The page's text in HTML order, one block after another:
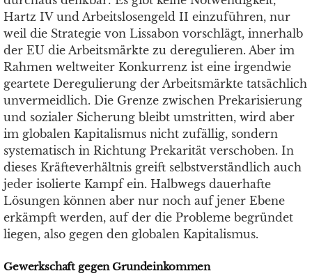
Hartz IV und Arbeitslosengeld II einzuführen, nur
weil die Strategie von Lissabon vorschlägt, innerhalb
der EU die Arbeitsmärkte zu deregulieren. Aber im
Rahmen weltweiter Konkurrenz ist eine irgendwie
geartete Deregulierung der Arbeitsmärkte tatsächlich
unvermeidlich. Die Grenze zwischen Prekarisierung
und sozialer Sicherung bleibt umstritten, wird aber
im globalen Kapitalismus nicht zufällig, sondern
systematisch in Richtung Prekarität verschoben. In
dieses Kräfteverhältnis greift selbstverständlich auch
jeder isolierte Kampf ein. Halbwegs dauerhafte
Lösungen können aber nur noch auf jener Ebene
erkämpft werden, auf der die Probleme begründet
liegen, also gegen den globalen Kapitalismus.
Gewerkschaft gegen Grundeinkommen